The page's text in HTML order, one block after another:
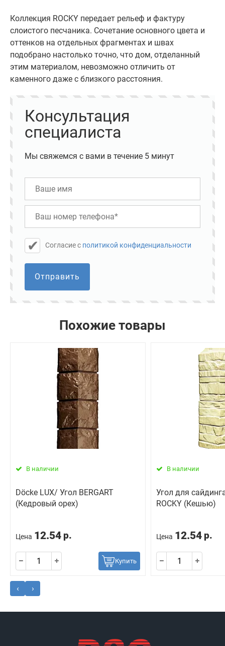
Коллекция ROCKY передает рельеф и фактуру
слоистого песчаника. Сочетание основного цвета и
оттенков на отдельных фрагментах и швах
подобрано настолько точно, что дом, отделанный
этим материалом, невозможно отличить от
каменного даже с близкого расстояния.
Консультация
специалиста
Мы свяжемся с вами в течение 5 минут
Cогласие с политикой конфиденциальности
Отправить
Похожие товары
В наличии
Döcke LUX/ Угол BERGART
(Кедровый орех)
Цена 12.54 р.
Купить
В наличии
Угол для
ROCKY (Кешью)
Цена 12.54 р.
‹ ›